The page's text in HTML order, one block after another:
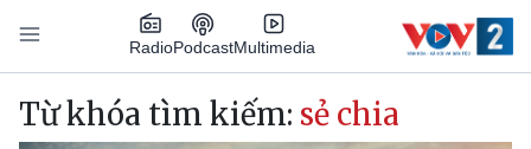
Nhảy đến nội dung
RadioPodcastMultimedia
Main navigation
Từ khóa tìm kiếm: sẻ chia